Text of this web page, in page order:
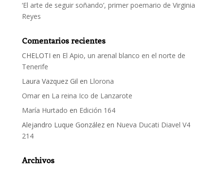
‘El arte de seguir soñando’, primer poemario de Virginia
Reyes
Comentarios recientes
CHELOTI en El Apio, un arenal blanco en el norte de
Tenerife
Laura Vazquez Gil en Llorona
Omaren La reina Ico de Lanzarote
María Hurtado en Edición 164
Alejandro Luque Gonzálezen Nueva Ducati Diavel V4
214
Archivos